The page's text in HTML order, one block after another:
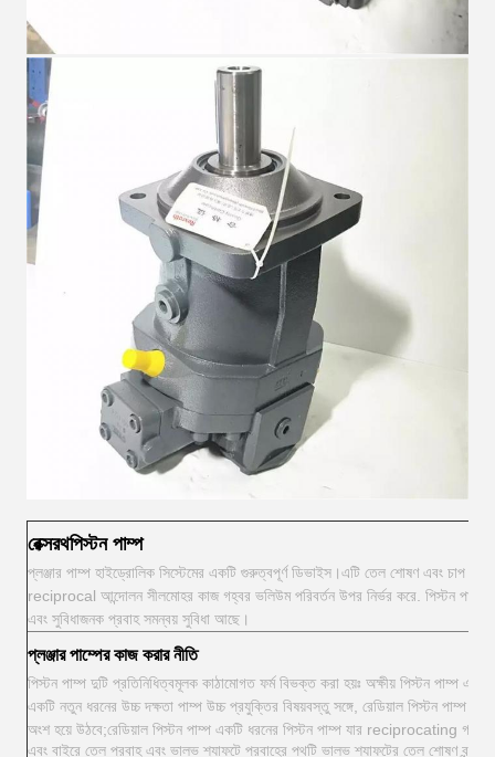
রেক্সরথপিস্টন পাম্প
প্লঞ্জার পাম্প হাইড্রোলিক সিস্টেমের একটি গুরুত্বপূর্ণ ডিভাইস।এটি তেল শোষণ এবং চাপ
reciprocal আন্দোলন সীলমোহর কাজ গহ্বর ভলিউম পরিবর্তন উপর নির্ভর করে. পিস্টন পাম্প
এবং সুবিধাজনক প্রবাহ সমন্বয় সুবিধা আছে।
প্লঞ্জার পাম্পের কাজ করার নীতি
পিস্টন পাম্প দুটি প্রতিনিধিত্বমূলক কাঠামোগত ফর্ম বিভক্ত করা হয়ঃ অক্ষীয় পিস্টন পাম্প এবং
একটি নতুন ধরনের উচ্চ দক্ষতা পাম্প উচ্চ প্রযুক্তির বিষয়বস্তু সঙ্গে, রেডিয়াল পিস্টন পাম্প
অংশ হয়ে উঠবে;রেডিয়াল পিস্টন পাম্প একটি ধরনের পিস্টন পাম্প যার reciprocating গতির
এবং বাইরে তেল প্রবাহ এবং ভালভ শ্যাফটে প্রবাহের পথটি ভালভ শ্যাফটের তেল শোষণ বন্দর